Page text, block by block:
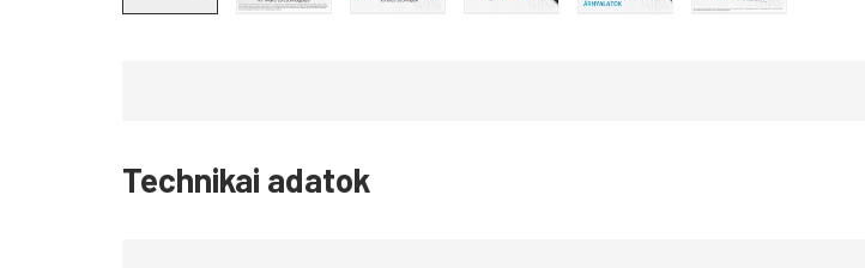
Technikai adatok